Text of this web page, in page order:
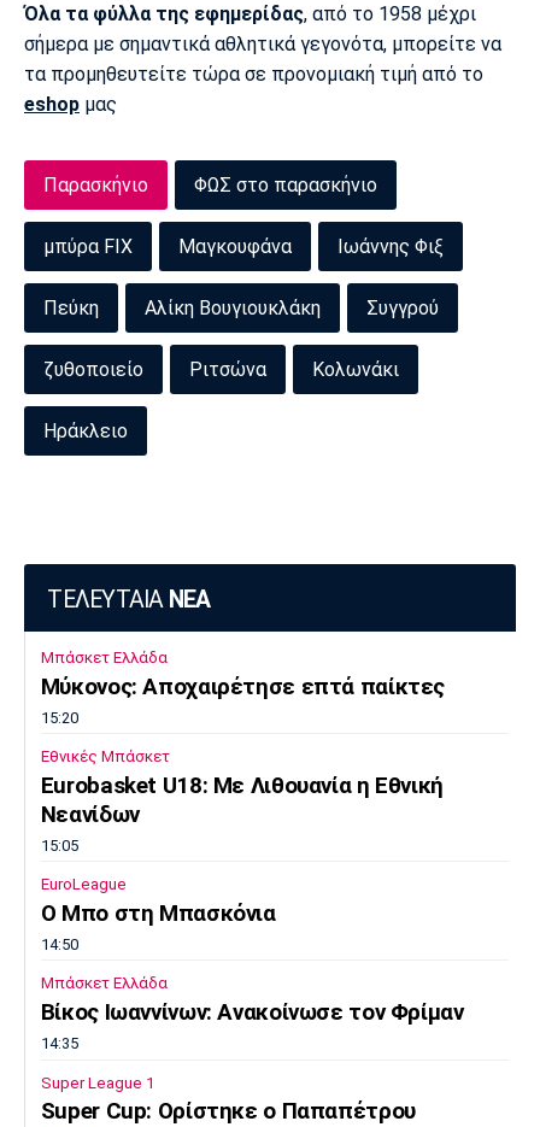
Όλα τα φύλλα της εφημερίδας, από το 1958 μέχρι
σήμερα με σημαντικά αθλητικά γεγονότα, μπορείτε να
τα προμηθευτείτε τώρα σε προνομιακή τιμή από το
eshop μας
Παρασκήνιο ΦΩΣ στο παρασκήνιο
μπύρα FIX Μαγκουφάνα Ιωάννης Φιξ
Πεύκη Αλίκη Βουγιουκλάκη Συγγρού
ζυθοποιείο Ριτσώνα Κολωνάκι
Ηράκλειο
ΤΕΛΕΥΤΑΙΑ ΝΕΑ
Μπάσκετ Ελλάδα
Μύκονος: Αποχαιρέτησε επτά παίκτες
15:20
Εθνικές Μπάσκετ
Eurobasket U18: Με Λιθουανία η Εθνική
Νεανίδων
15:05
EuroLeague
Ο Μπο στη Μπασκόνια
14:50
Μπάσκετ Ελλάδα
Βίκος Ιωαννίνων: Ανακοίνωσε τον Φρίμαν
14:35
Super League 1
Super Cup: Ορίστηκε ο Παπαπέτρου